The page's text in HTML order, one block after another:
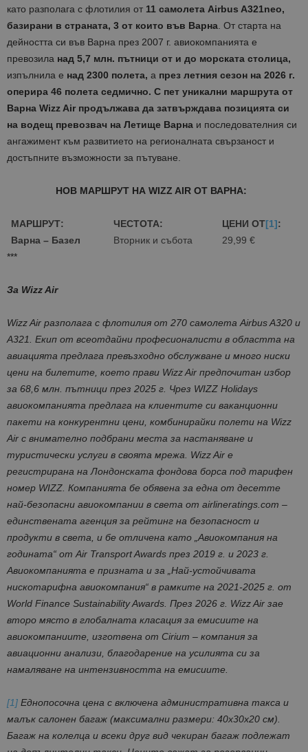
като разполага с флотилия от 11 самолета Airbus A321neo,
базирани в страната, 3 от които във Варна . От старта на
дейността си във Варна през 2007 г. авиокомпанията е
превозила над 5,7 млн. пътници от и до морската столица,
изпълнила е над 2300 полета, а през летния сезон на 2026 г.
оперира 46 полета седмично. С пет уникални маршрута от
Варна Wizz Air продължава да затвърждава позицията си
на водещ превозвач на Летище Варна и последователния си
ангажимент към развитието на регионалната свързаност и
достъпните възможности за пътуване.
НОВ МАРШРУТ НА WIZZ AIR ОТ ВАРНА:
МАРШРУТ: ЧЕСТОТА: ЦЕНИ ОТ[1]:
Варна – Базел
Вторник и събота
29,99 €
***
За Wizz Air
Wizz Air разполага с флотилия от 270 самолета Airbus A320 и
A321. Екип от всеотдайни професионалисти в областта на
авиацията предлага превъзходно обслужване и много ниски
цени на билетите, което прави Wizz Air предпочитан избор
за 68,6 млн. пътници през 2025 г. Чрез WIZZ Holidays
авиокомпанията предлага на клиентите си ваканционни
пакети на конкурентни цени, комбинирайки полети на Wizz
Air с внимателно подбрани места за настаняване и
туристически услуги в своята мрежа. Wizz Air е
регистрирана на Лондонската фондова борса под тарифен
номер WIZZ. Компанията бе обявена за една от десетте
най-безопасни авиокомпании в света от airlineratings.com –
единствената агенция за рейтинг на безопасност и
продукти в света, и бе отличена като „Авиокомпания на
годината“ от Air Transport Awards през 2019 г. и 2023 г.
Авиокомпанията е призната и за „Най-устойчивата
нискотарифна авиокомпания“ в рамките на 2021-2025 г. от
World Finance Sustainability Awards. През 2026 г. Wizz Air зае
второ място в глобалната класация за емисиите на
авиокомпаниите, изготвена от Cirium – компания за
авиационни анализи, благодарение на усилията си за
намаляване на интензивността на емисиите.
[1] Еднопосочна цена с включена административна такса и
малък салонен багаж (максимални размери: 40x30x20 см).
Багаж на колелца и всеки друг вид чекиран багаж подлежат